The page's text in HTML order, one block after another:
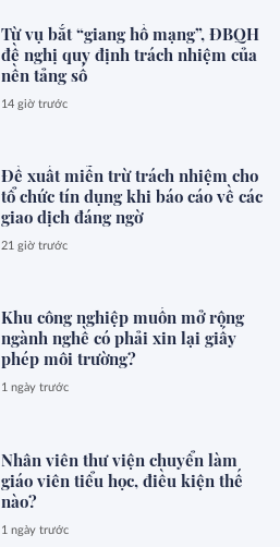
Từ vụ bắt “giang hồ mạng”, ĐBQH
đề nghị quy định trách nhiệm của
nền tảng số
14 giờ trước
Đề xuất miễn trừ trách nhiệm cho
tổ chức tín dụng khi báo cáo về các
giao dịch đáng ngờ
21 giờ trước
Khu công nghiệp muốn mở rộng
ngành nghề có phải xin lại giấy
phép môi trường?
1 ngày trước
Nhân viên thư viện chuyển làm
giáo viên tiểu học, điều kiện thế
nào?
1 ngày trước